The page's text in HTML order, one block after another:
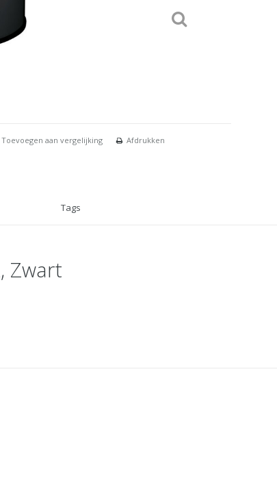
Toevoegen aan vergelijking Afdrukken
Tags
Zwart